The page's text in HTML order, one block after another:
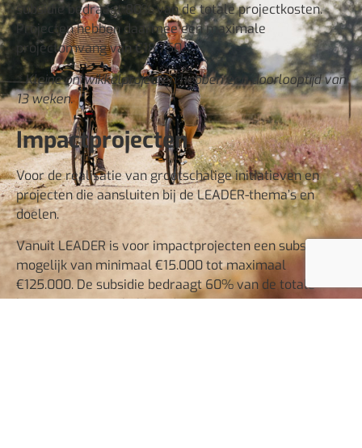
subsidie bedraagt 80% van de totale projectkosten.
Projecten hebben daarmee een maximale
projectomvang van €18.750.
* Kleine ontwikkelprojecten hebben een doorlooptijd van
13 weken.
Impactprojecten
Voor de realisatie van grootschalige initiatieven en
projecten die aansluiten bij de LEADER-thema’s en
doelen.
Vanuit LEADER is voor impactprojecten een subsidie
mogelijk van minimaal €15.000 tot maximaal
€125.000. De subsidie bedraagt 60% van de totale
kosten. Projecten hebben daarmee een maximale